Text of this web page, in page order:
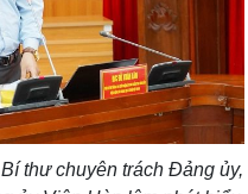
thư chuyên trách Đảng ủy,